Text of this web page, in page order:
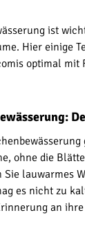
ist
Hier einige
optimal mit
ohne die
Sie lauwarmes
es nicht zu
an